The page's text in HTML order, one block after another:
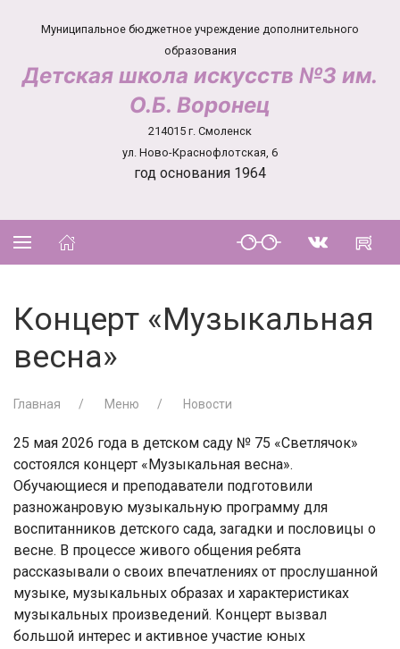
Муниципальное бюджетное учреждение дополнительного
образования
Детская школа искусств №3 им.
О.Б. Воронец
214015 г. Смоленск
ул. Ново-Краснофлотская, 6
год основания 1964
Концерт «Музыкальная
весна»
Главная Меню Новости
25 мая 2026 года в детском саду № 75 «Светлячок»
состоялся концерт «Музыкальная весна».
Обучающиеся и преподаватели подготовили
разножанровую музыкальную программу для
воспитанников детского сада, загадки и пословицы о
весне. В процессе живого общения ребята
рассказывали о своих впечатлениях от прослушанной
музыке, музыкальных образах и характеристиках
музыкальных произведений. Концерт вызвал
большой интерес и активное участие юных